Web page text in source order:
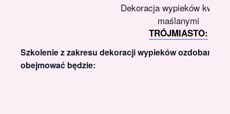
Dekoracja wypieków
maślanymi
TRÓJMIASTO:
Szkolenie z zakresu dekoracji wypieków ozdobami z
obejmować będzie: